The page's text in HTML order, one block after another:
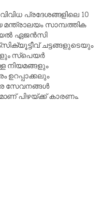
പ്രദേശങ്ങളിലെ 10
സാമ്പത്തിക
ഏജൻസി
ചട്ടങ്ങളുടെയും
സ്‌പെയർ
ഉറപ്പാക്കലും
സേവനങ്ങൾ
പിഴയ്ക്ക് കാരണം.